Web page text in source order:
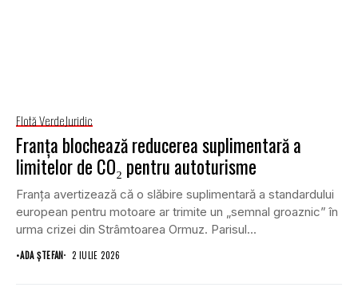
Flotă VerdeJuridic
Franța blochează reducerea suplimentară a
limitelor de CO₂ pentru autoturisme
Franța avertizează că o slăbire suplimentară a standardului
european pentru motoare ar trimite un „semnal groaznic” în
urma crizei din Strâmtoarea Ormuz. Parisul...
•ADA ȘTEFAN 2 IULIE 2026